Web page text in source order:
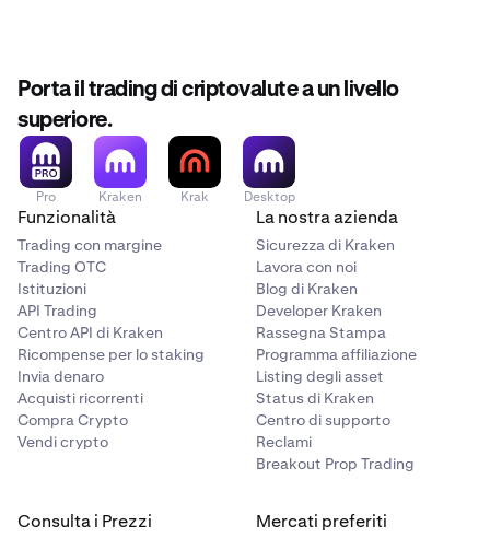
Porta il trading di criptovalute a un livello
superiore.
Pro Kraken Krak Desktop
Funzionalità
Trading con margine
Trading OTC
Istituzioni
API Trading
Centro API di Kraken
Ricompense per lo staking
Invia denaro
Acquisti ricorrenti
Compra Crypto
Vendi crypto
La nostra azienda
Sicurezza di Kraken
Lavora con noi
Blog di Kraken
Developer Kraken
Rassegna Stampa
Programma affiliazione
Listing degli asset
Status di Kraken
Centro di supporto
Reclami
Breakout Prop Trading
Consulta i Prezzi Mercati preferiti